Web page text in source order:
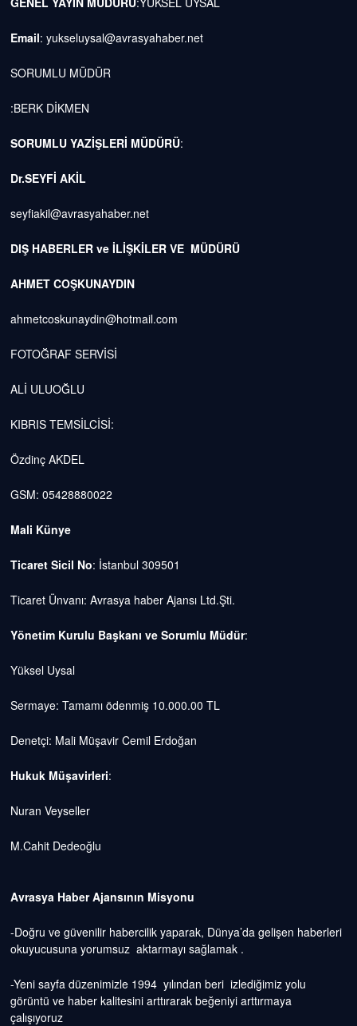
Email:yukseluysal@avrasyahaber.net
SORUMLU MÜDÜR
:BERK DİKMEN
SORUMLU YAZİŞLERİ MÜDÜRÜ:
Dr.SEYFİ AKİL
seyfiakil@avrasyahaber.net
DIŞ HABERLER ve İLİŞKİLER VE MÜDÜRÜ
AHMET COŞKUNAYDIN
ahmetcoskunaydin@hotmail.com
FOTOĞRAF SERVİSİ
ALİ ULUOĞLU
KIBRIS TEMSİLCİSİ:
Özdinç AKDEL
GSM: 05428880022
Mali Künye
Ticaret Sicil No: İstanbul 309501
Ticaret Ünvanı: Avrasya haber Ajansı Ltd.Şti.
Yönetim Kurulu Başkanı ve Sorumlu Müdür:
Yüksel Uysal
Sermaye: Tamamı ödenmiş 10.000.00 TL
Denetçi: Mali Müşavir Cemil Erdoğan
Hukuk Müşavirleri:
Nuran Veyseller
M.Cahit Dedeoğlu
Avrasya Haber Ajansının Misyonu
-Doğru ve güvenilir habercilik yaparak, Dünya’da gelişen haberleri
okuyucusuna yorumsuz aktarmayı sağlamak .
-Yeni sayfa düzenimizle 1994 yılından beri izlediğimiz yolu
görüntü ve haber kalitesini arttırarak beğeniyi arttırmaya
çalışıyoruz